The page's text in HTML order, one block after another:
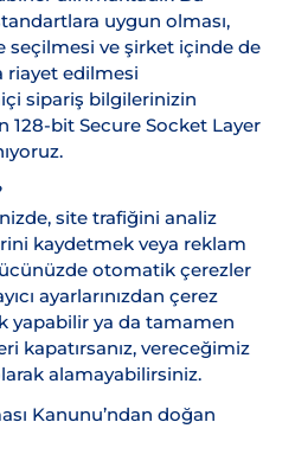
uygun olması,
seçilmesi ve şirket içinde de
riayet edilmesi
sipariş bilgilerinizin
bit Secure Socket Layer
site trafiğini analiz
kaydetmek veya reklam
otomatik çerezler
ayarlarınızdan çerez
yapabilir ya da tamamen
kapatırsanız, vereceğimiz
alamayabilirsiniz.
Kanunu’ndan doğan